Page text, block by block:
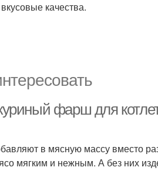
качества.
фарш для
в мясную массу вместо
мягким и нежным. А без них